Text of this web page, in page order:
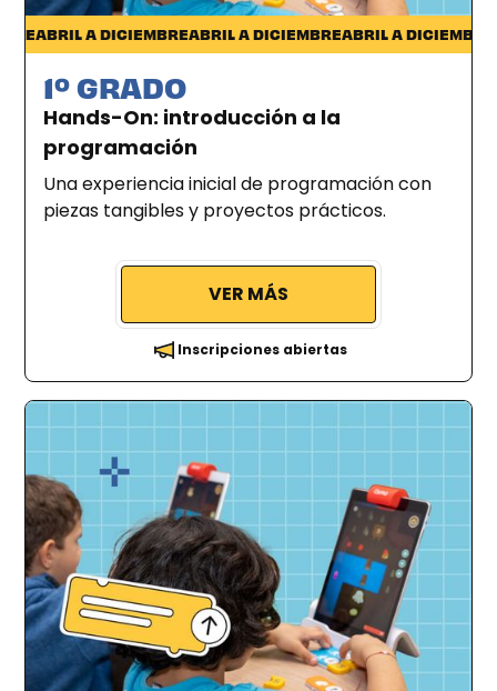
Pocitos
ABRIL A DICIEMBREABRIL A DICIEMBREABRIL A DICIEMBRE
1º GRADO
Hands-On: introducción a la
programación
Una experiencia inicial de programación con
piezas tangibles y proyectos prácticos.
VER MÁS
Inscripciones abiertas